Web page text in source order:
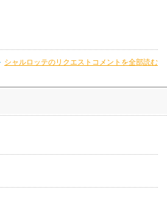
シャルロッテのリクエストコメントを全部読む